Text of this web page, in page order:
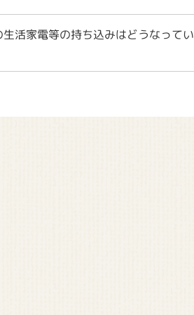
活家電等の持ち込みはどうなってい